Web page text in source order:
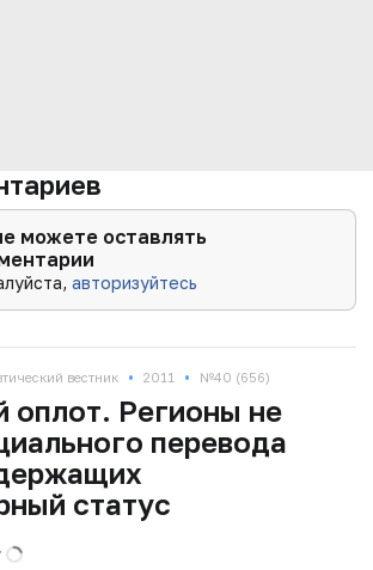
можете оставлять
авторизуйтесь
вестник • 2011 • №40 (656)
оплот. Регионы не
перевода
статус